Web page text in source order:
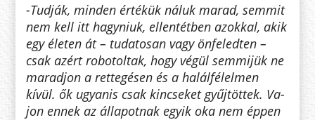
-Tudják, minden értékük ná­luk marad, semmit
nem kell itt hagyniuk, ellentétben azokkal, akik
egy életen át – tudatosan vagy önfeled­ten –
csak azért robotoltak, hogy vé­gül semmijük ne
maradjon a rette­gé­sen és a halálfélelmen
kívül. ők ugyanis csak kincseket gyűjtöttek. Va­
jon ennek az állapotnak egyik oka nem éppen